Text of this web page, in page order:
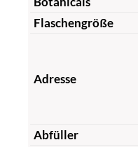
Flaschengröße
Adresse
Abfüller